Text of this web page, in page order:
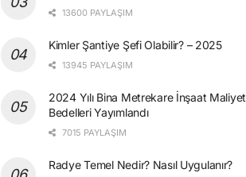
13600 PAYLAŞIM
Kimler Şantiye Şefi Olabilir? – 2025
13945 PAYLAŞIM
2024 Yılı Bina Metrekare İnşaat Maliyet
Bedelleri Yayımlandı
7015 PAYLAŞIM
Radye Temel Nedir? Nasıl Uygulanır?